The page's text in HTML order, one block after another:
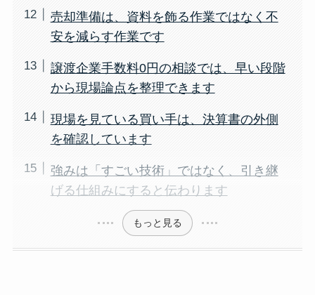
売却準備は、資料を飾る作業ではなく不
安を減らす作業です
譲渡企業手数料0円の相談では、早い段階
から現場論点を整理できます
現場を見ている買い手は、決算書の外側
を確認しています
強みは「すごい技術」ではなく、引き継
げる仕組みにすると伝わります
もっと見る